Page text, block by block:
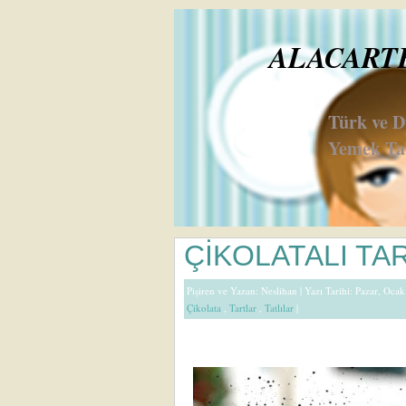
Türk ve
Yemek
ÇİKOLATALI
Pişiren ve Yazan: Neslihan | Yazı Tarihi: Pazar,
Çikolata , Tartlar , Tatlılar |